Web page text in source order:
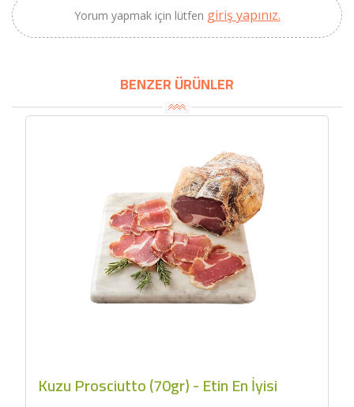
Yorum yapmak için lütfen giriş yapınız.
BENZER ÜRÜNLER
Kuzu Prosciutto (70gr) - Etin En İyisi
SEPETE EKLE